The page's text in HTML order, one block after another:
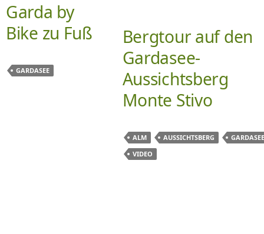
Garda by
Bike zu Fuß
GARDASEE
Bergtour auf den
Gardasee-
Aussichtsberg
Monte Stivo
ALM AUSSICHTSBERG
GARDASEE
VIDEO